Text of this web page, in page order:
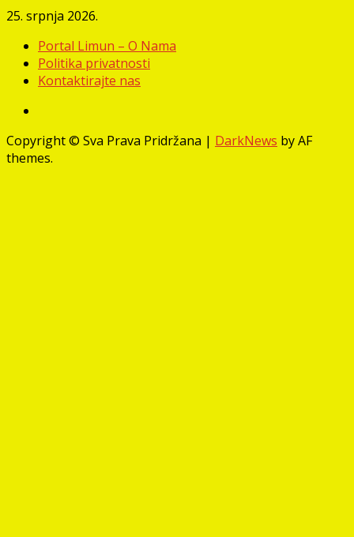
25. srpnja 2026.
Portal Limun – O Nama
Politika privatnosti
Kontaktirajte nas
Copyright © Sva Prava Pridržana | DarkNews by AF
themes.